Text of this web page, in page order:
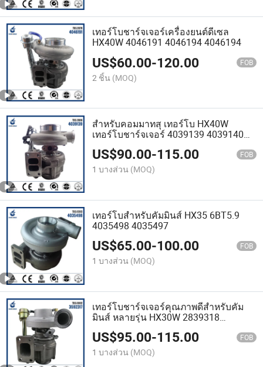
เทอร์โบชาร์จเจอร์เครื่องยนต์ดีเซล
HX40W 4046191 4046194 4046194
US$60.00-120.00 FOB
2 ชิ้น (MOQ)
สำหรับคอมมาทสุ เทอร์โบ HX40W
เทอร์โบชาร์จเจอร์ 4039139 4039140
6745818110
US$90.00-115.00 FOB
1 บางส่วน (MOQ)
เทอร์โบสำหรับคัมมินส์ HX35 6BT5.9
4035498 4035497
US$65.00-100.00 FOB
1 บางส่วน (MOQ)
เทอร์โบชาร์จเจอร์คุณภาพดีสำหรับคัม
มินส์ หลายรุ่น HX30W 2839318
4033321
US$95.00-115.00 FOB
1 บางส่วน (MOQ)